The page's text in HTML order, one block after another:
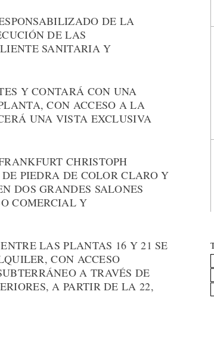
DE LA
DE LAS
SANITARIA Y
Y CONTARÁ CON UNA
CON ACCESO A LA
UNA VISTA EXCLUSIVA
CHRISTOPH
PIEDRA DE COLOR CLARO Y
DOS GRANDES SALONES
COMERCIAL Y
LAS PLANTAS 16 Y 21 SE
CON ACCESO
A TRAVÉS DE
A PARTIR DE LA 22,